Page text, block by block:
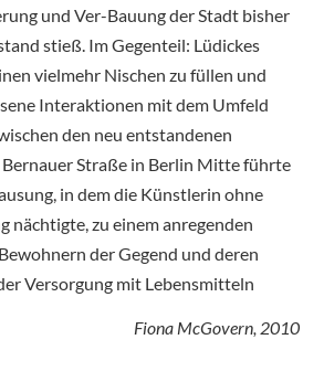
und Ver-Bauung der Stadt bisher
stieß. Im Gegenteil: Lüdickes
vielmehr Nischen zu füllen und
Interaktionen mit dem Umfeld
den neu entstandenen
Bernauer Straße in Berlin Mitte führte
in dem die Künstlerin ohne
nächtigte, zu einem anregenden
der Gegend und deren
Versorgung mit Lebensmitteln
Fiona McGovern, 2010